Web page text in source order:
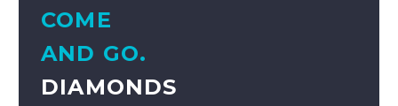
COME
AND GO.
DIAMONDS